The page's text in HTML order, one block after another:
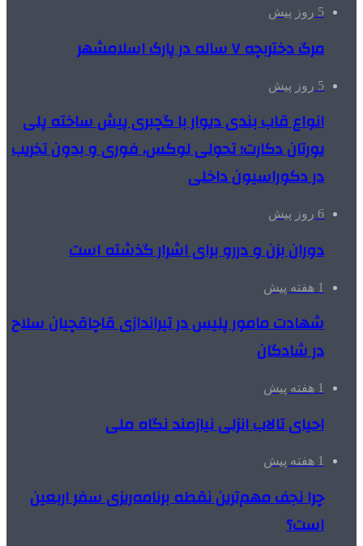
5 روز پیش
مرگ دختربچه ۷ ساله در پارک اسلامشهر
5 روز پیش
انواع قاب بندی دیوار با گچبری پیش ساخته پلی
یورتان دکارت؛ تحولی لوکس، فوری و بدون تخریب
در دکوراسیون داخلی
6 روز پیش
دوران بزن و دررو برای اشرار گذشته است
1 هفته پیش
شهادت مامور پلیس در تیراندازی قاچاقچیان سلاح
در شادگان
1 هفته پیش
احیای تالاب انزلی نیازمند نگاه ملی
1 هفته پیش
چرا نجف مهم‌ترین نقطه برنامه‌ریزی سفر اربعین
است؟